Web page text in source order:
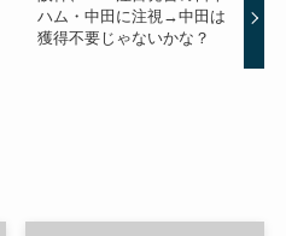
ハム・中田に注視→中田は
獲得不要じゃないかな？